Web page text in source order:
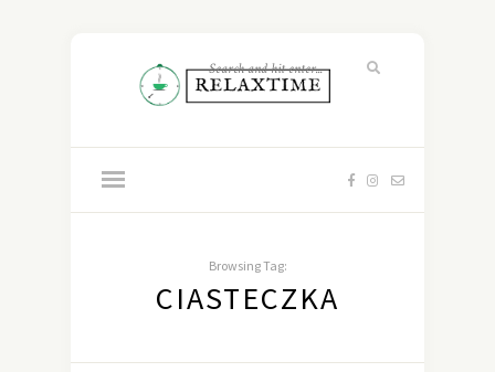
Browsing Tag:
CIASTECZKA